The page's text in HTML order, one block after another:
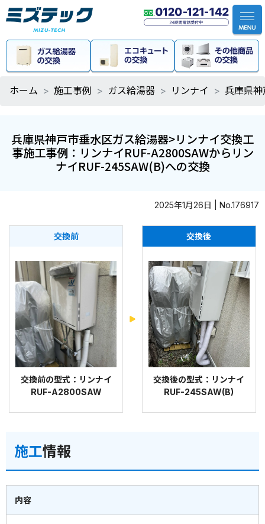
ホーム 施工事例 ガス給湯器 リンナイ 兵庫県
兵庫県神戸市垂水区ガス給湯器>リンナイ交換工
事施工事例：リンナイRUF-A2800SAWからリン
ナイRUF-245SAW(B)への交換
2025年1月26日 | No.176917
交換前
交換前の型式：リンナイ
RUF-A2800SAW
交換後
交換後の型式：リンナイ
RUF-245SAW(B)
施工情報
内容